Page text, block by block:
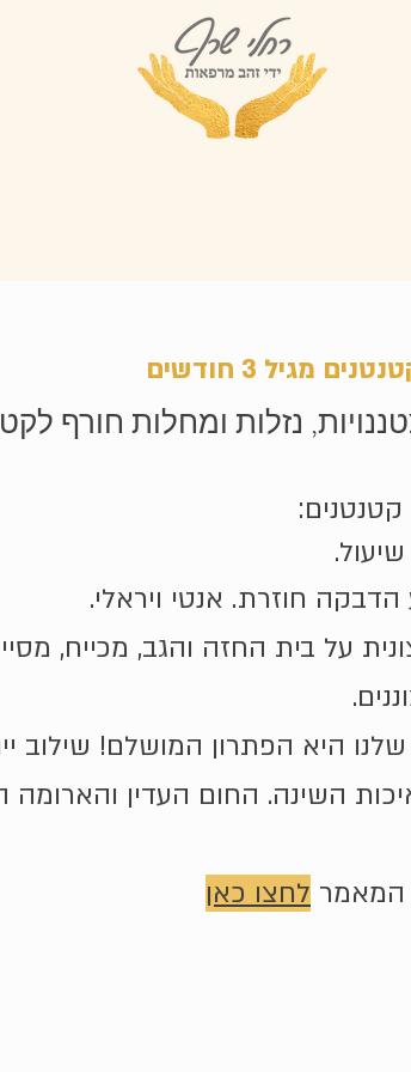
מגיל 3 חודשים
נזלות ומחלות חורף
חוזרת. אנטי ויראלי.
על בית החזה והגב, מכייח,
היא הפתרון המושלם! שילוב
השינה. החום העדין והארומה
המאמר לחצו כאן